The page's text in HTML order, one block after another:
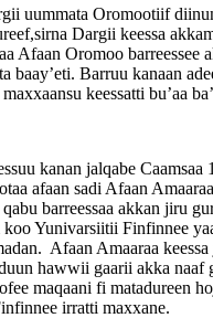
Dargii keessa
Afaan Oromoo barreessee
baay’eti. Barruu kanaan
keessatti bu’aa
kanan jalqabe
afaan sadi Afaan
barreessaa akkan jiru
Yunivarsiitii Finfinnee
Afaan Amaaraa
hawwii gaarii akka naaf
maqaani fi matadureen
irratti maxxane.